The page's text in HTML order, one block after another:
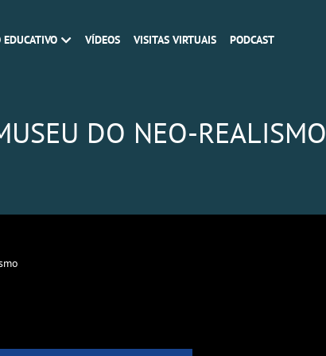
EDUCATIVO VÍDEOS VISITAS VIRTUAIS PODCAST
DO NEO-REALISMO